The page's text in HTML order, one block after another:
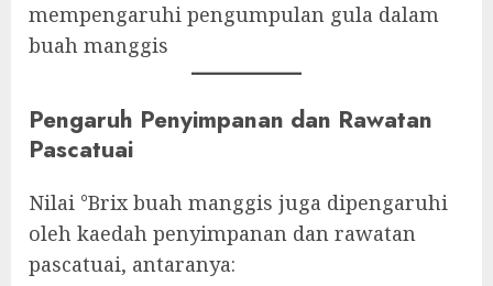
mempengaruhi pengumpulan gula dalam
buah manggis
Pengaruh Penyimpanan dan Rawatan
Pascatuai
Nilai °Brix buah manggis juga dipengaruhi
oleh kaedah penyimpanan dan rawatan
pascatuai, antaranya: